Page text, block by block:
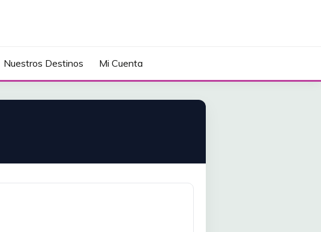
Nuestros Destinos Mi Cuenta